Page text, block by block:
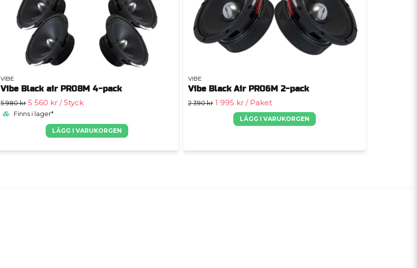
VIBE
Vibe Black air PRO8M 4-pack
5 980 kr 5 560 kr / Styck
Finns i lager*
LÄGG I VARUKORGEN
VIBE
Vibe Black Air PRO6M 2-pack
2 390 kr 1 995 kr / Paket
LÄGG I VARUKORGEN